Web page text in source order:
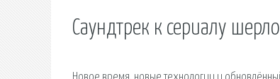
Саундтрек к сериалу